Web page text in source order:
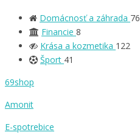
Domácnosť a záhrada 76
Financie 8
Krása a kozmetika 122
Šport 41
69shop
Amonit
E-spotrebice